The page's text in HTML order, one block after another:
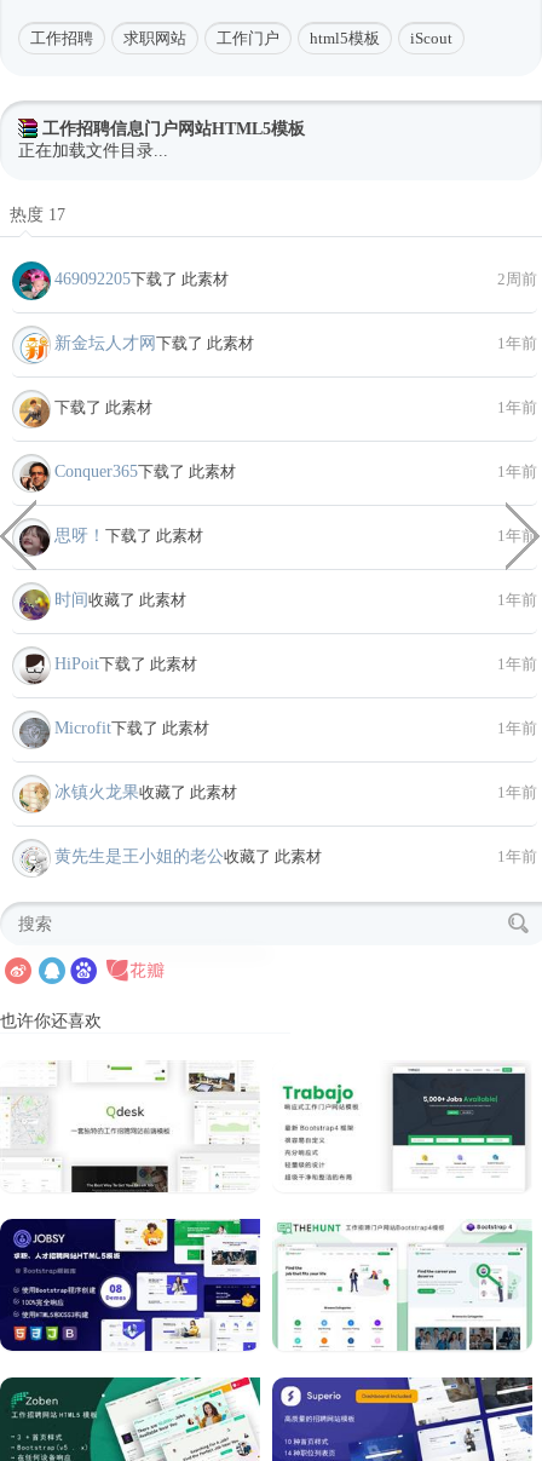
工作招聘 求职网站 工作门户 html5模板 iScout
工作招聘信息门户网站HTML5模板
正在加载文件目录...
热度 17
469092205下载了 此素材 2周前
新金坛人才网 下载了 此素材 1年前
下载了 此素材 1年前
Conquer365下载了 此素材 1年前
思呀！ 下载了 此素材 1年前
时间收藏了 此素材 1年前
HiPoit下载了 此素材 1年前
Microfit下载了 此素材 1年前
冰镇火龙果收藏了 此素材 1年前
黄先生是王小姐的老公收藏了 此素材 1年前
也许你还喜欢